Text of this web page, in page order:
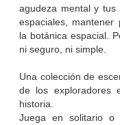
agudeza mental y tus
espaciales, mantener
la botánica espacial.
ni seguro, ni simple.
Una colección de
de los exploradores
historia.
Juega en solitario o